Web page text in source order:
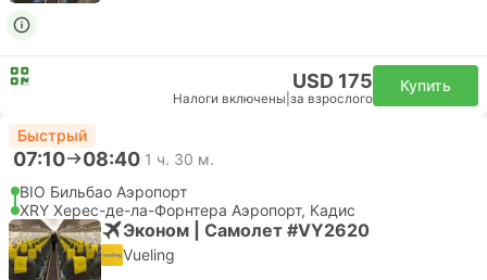
USD 175
Налоги включены за взрослого
Купить
Быстрый
07:10 08:40 1 ч. 30 м.
BIO Бильбао Аэропорт
XRY Херес-де-ла-Форнтера Аэропорт, Кадис
Эконом | Самолет #VY2620
Vueling